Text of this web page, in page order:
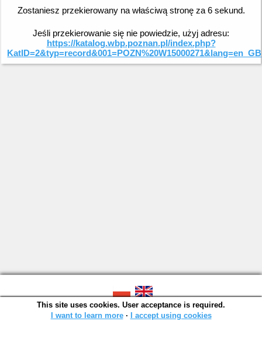
Zostaniesz przekierowany na właściwą stronę za 6sekund.
Jeśli przekierowanie się nie powiedzie, użyj adresu:
https://katalog.wbp.poznan.pl/index.php?
KatID=2&typ=record&001=POZN%20W15000271&lang=en_GB
SOWA OPAC v. 6.11.10 (2026-07-24)
Generated in 0,0013 s.
This site uses cookies. User acceptance is required.
I want to learn more∙ I accept using cookies